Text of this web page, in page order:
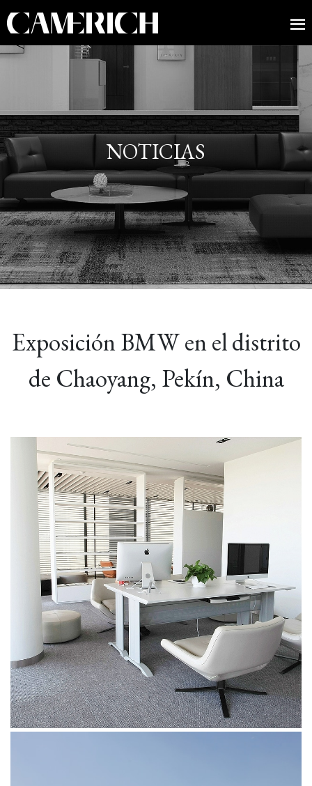
NOTICIAS
Exposición BMW en el distrito
de Chaoyang, Pekín, China